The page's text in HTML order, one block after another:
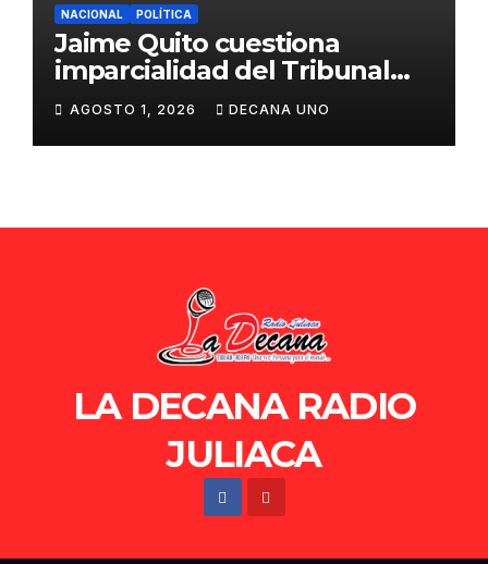
NACIONAL POLÍTICA
Jaime Quito cuestiona
imparcialidad del Tribunal
Constitucional tras liberación
de Ollanta Humala
AGOSTO 1, 2026 DECANA UNO
LA DECANA RADIO
JULIACA